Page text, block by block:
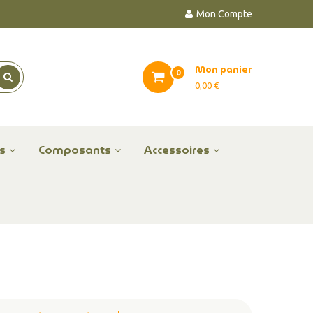
Mon Compte
Mon panier
0,00 €
0
Composants Accessoires